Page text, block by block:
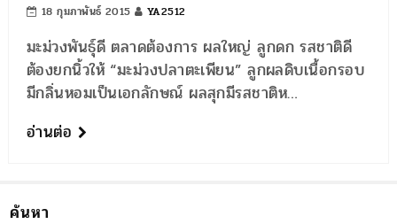
18 กุมภาพันธ์ 2015 YA2512
มะม่วงพันธุ์ดี ตลาดต้องการ ผลใหญ่ ลูกดก รสชาติดี
ต้องยกนิ้วให้ “มะม่วงปลาตะเพียน” ลูกผลดิบเนื้อกรอบ
มีกลิ่นหอมเป็นเอกลักษณ์ ผลสุกมีรสชาติห…
อ่านต่อ
ค้นหา